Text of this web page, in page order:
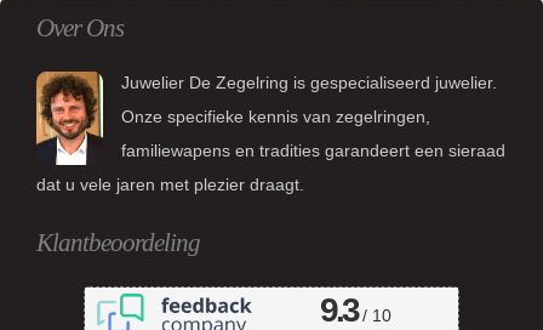
Over Ons
Juwelier De Zegelring is gespecialiseerd juwelier.
Onze specifieke kennis van zegelringen,
familiewapens en tradities garandeert een sieraad
dat u vele jaren met plezier draagt.
Klantbeoordeling
9.3/ 10